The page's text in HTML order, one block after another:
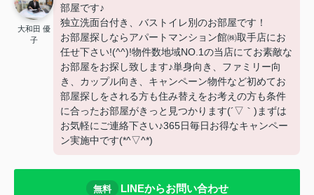
大和田 優
子
部屋です♪
独立洗面台付き、バストイレ別のお部屋です！
お部屋探しならアパートマンション館㈱取手店にお
任せ下さい!(^^)!物件数地域NO.1の当店にてお素敵な
お部屋をお探し致します♪単身向き、ファミリー向
き、カップル向き、キャンペーン物件など初めてお
部屋探しをされる方も住み替えをお考えの方も条件
に合ったお部屋がきっと見つかります(´▽｀)まずは
お気軽にご連絡下さい♪365日毎日お得なキャンペー
ン実施中です(*^▽^*)
無料 LINEからお問い合わせ